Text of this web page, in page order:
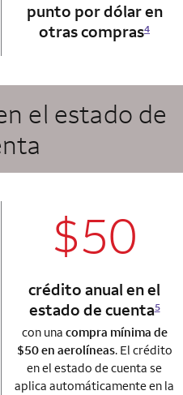
punto por dólar en
otras compras4
el estado de
card
$50
crédito anual en el
estado de cuenta5
con una compra mínima de
$50 en aerolíneas. El crédito
en el estado de cuenta se
aplica automáticamente en la